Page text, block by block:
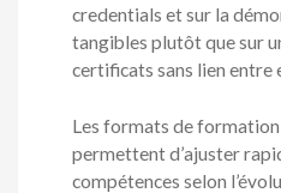
credentials et sur la
tangibles plutôt que sur
certificats sans lien entre
Les formats de
permettent d’ajuster
compétences selon